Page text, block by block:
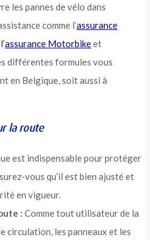
les pannes de vélo dans
comme l’assurance
l’assurance Motorbikeet
différentes formules vous
en Belgique, soit aussi à
la route
est indispensable pour protéger
vous qu’il est bien ajusté et
en vigueur.
: Comme tout utilisateur de la
circulation, les panneaux et les